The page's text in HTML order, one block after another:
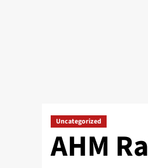
Uncategorized
AHM